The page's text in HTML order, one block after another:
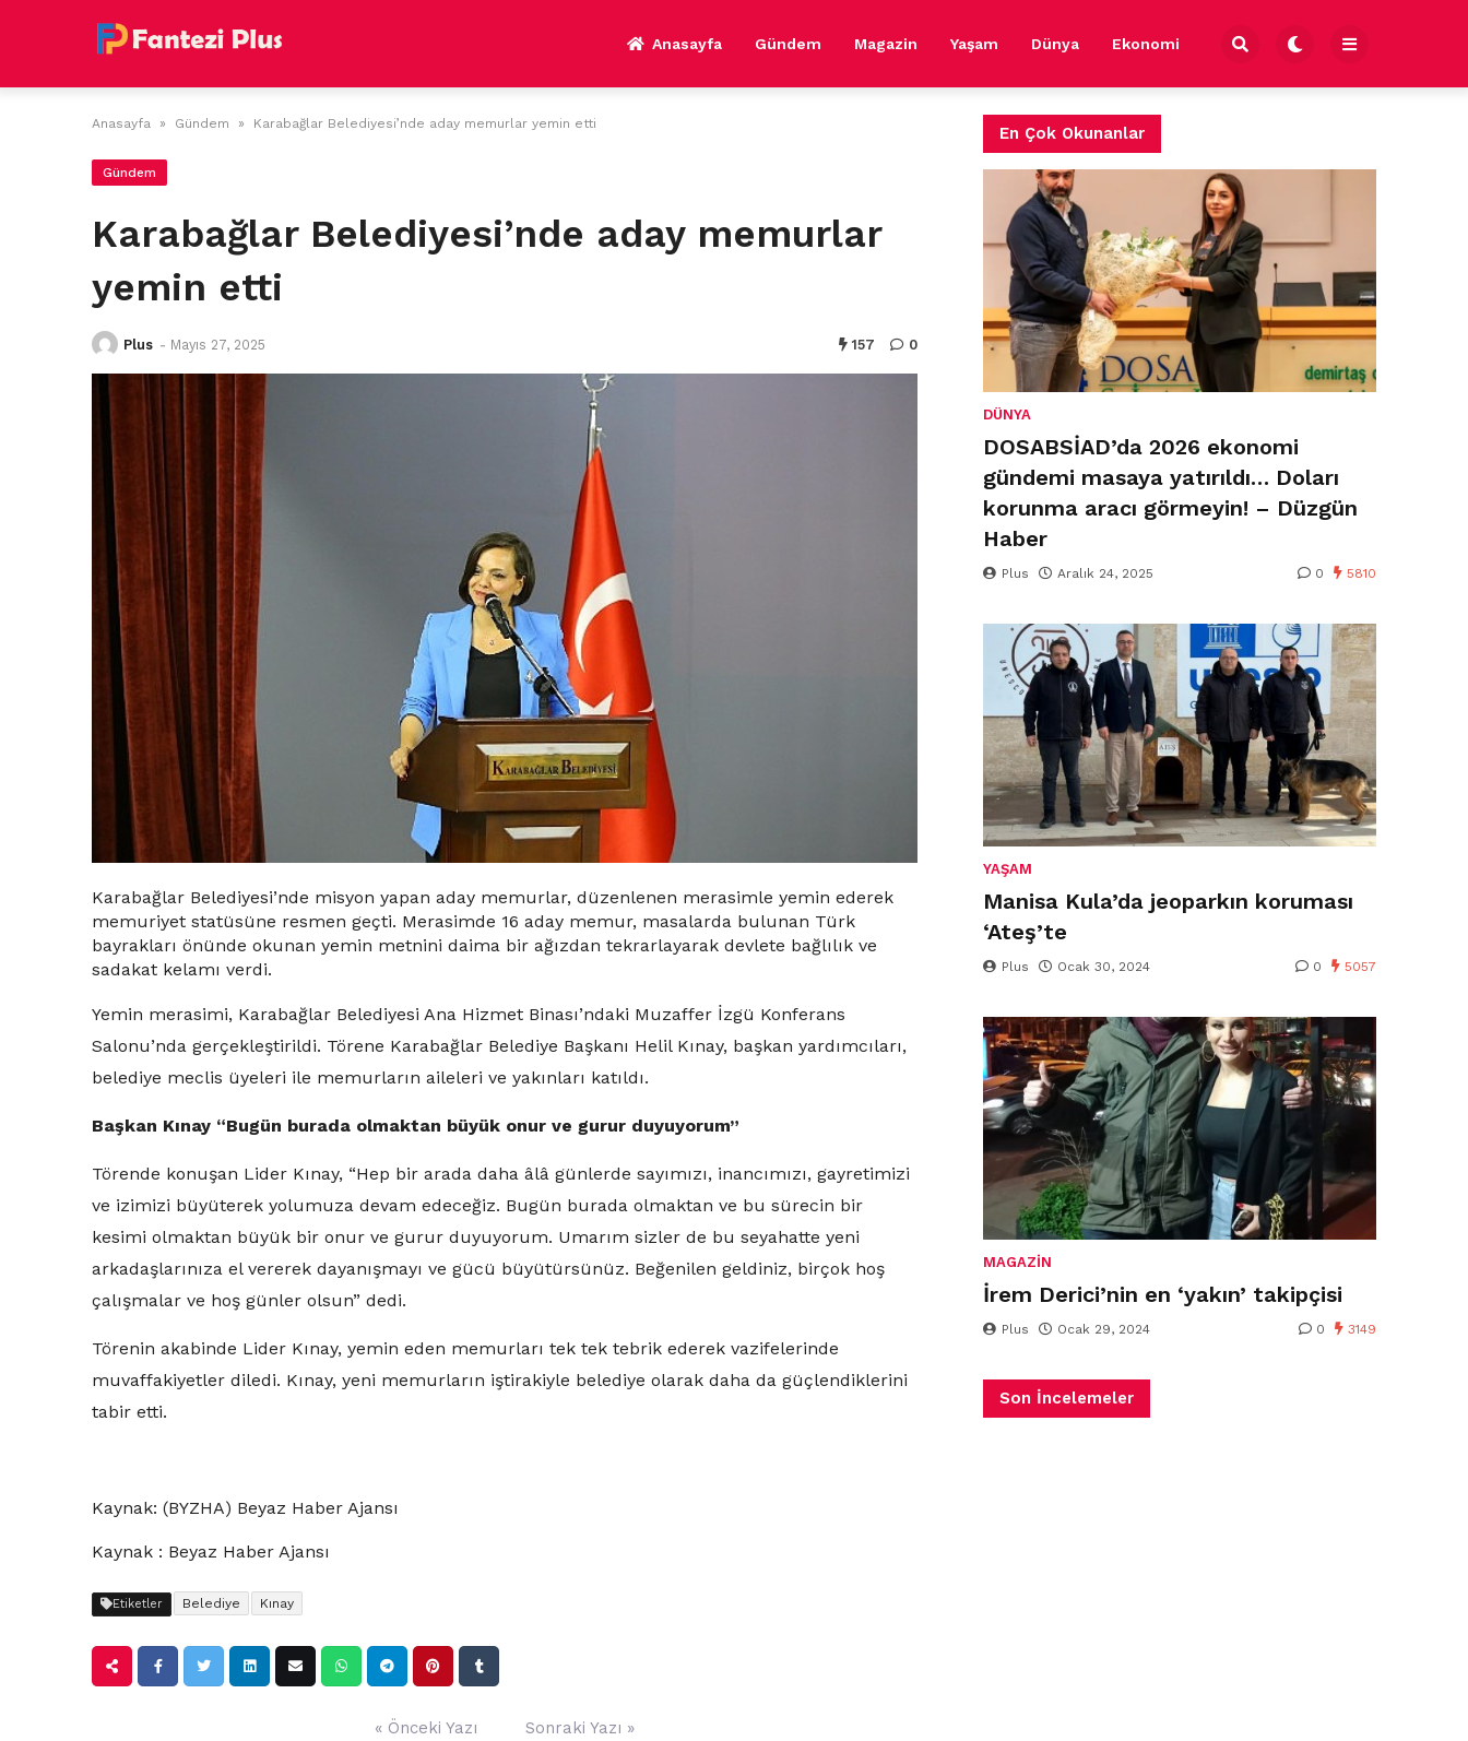
Anasayfa Gündem Magazin Yaşam Dünya Ekonomi
Anasayfa » Gündem » Karabağlar Belediyesi’nde aday memurlar yemin etti
Gündem
Karabağlar Belediyesi’nde aday memurlar
yemin etti
Plus - Mayıs 27, 2025 157 0
Karabağlar Belediyesi’nde misyon yapan aday memurlar, düzenlenen merasimle yemin ederek
memuriyet statüsüne resmen geçti. Merasimde 16 aday memur, masalarda bulunan Türk
bayrakları önünde okunan yemin metnini daima bir ağızdan tekrarlayarak devlete bağlılık ve
sadakat kelamı verdi.
Yemin merasimi, Karabağlar Belediyesi Ana Hizmet Binası’ndaki Muzaffer İzgü Konferans
Salonu’nda gerçekleştirildi. Törene Karabağlar Belediye Başkanı Helil Kınay, başkan yardımcıları,
belediye meclis üyeleri ile memurların aileleri ve yakınları katıldı.
Başkan Kınay “Bugün burada olmaktan büyük onur ve gurur duyuyorum”
Törende konuşan Lider Kınay, “Hep bir arada daha âlâ günlerde sayımızı, inancımızı, gayretimizi
ve izimizi büyüterek yolumuza devam edeceğiz. Bugün burada olmaktan ve bu sürecin bir
kesimi olmaktan büyük bir onur ve gurur duyuyorum. Umarım sizler de bu seyahatte yeni
arkadaşlarınıza el vererek dayanışmayı ve gücü büyütürsünüz. Beğenilen geldiniz, birçok hoş
çalışmalar ve hoş günler olsun” dedi.
Törenin akabinde Lider Kınay, yemin eden memurları tek tek tebrik ederek vazifelerinde
muvaffakiyetler diledi. Kınay, yeni memurların iştirakiyle belediye olarak daha da güçlendiklerini
tabir etti.
Kaynak: (BYZHA) Beyaz Haber Ajansı
Kaynak : Beyaz Haber Ajansı
Etiketler Belediye Kınay
« Önceki Yazı Sonraki Yazı »
En Çok Okunanlar
DÜNYA
DOSABSİAD’da 2026 ekonomi
gündemi masaya yatırıldı… Doları
korunma aracı görmeyin! – Düzgün
Haber
Plus Aralık 24, 2025 0 5810
YAŞAM
Manisa Kula’da jeoparkın koruması
‘Ateş’te
Plus Ocak 30, 2024 0 5057
MAGAZIN
İrem Derici’nin en ‘yakın’ takipçisi
Plus Ocak 29, 2024 0 3149
Son İncelemeler